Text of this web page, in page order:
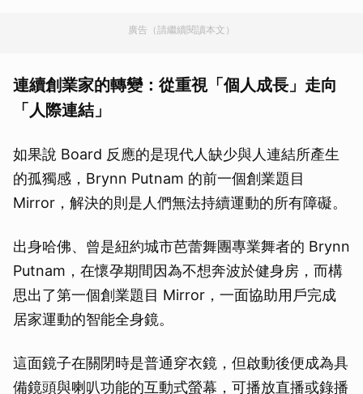
廣告（請繼續閱讀本文）
連續創業家的轉變：從重視「個人成長」走向
「人際連結」
如果說 Board 反應的是現代人缺少與人連結所產生
的孤獨感，Brynn Putnam 的前一個創業題目
Mirror，解決的則是人們無法持續運動的所有障礙。
出身哈佛、曾是紐約城市芭蕾舞團專業舞者的 Brynn
Putnam，在懷孕期間因為不想奔波於健身房，而構
思出了第一個創業題目 Mirror，一面協助用戶完成
居家運動的智能全身鏡。
這面鏡子在關閉時是普通穿衣鏡，但啟動後便成為具
備鏡頭與喇叭功能的互動式螢幕，可播放直播或錄播
取消